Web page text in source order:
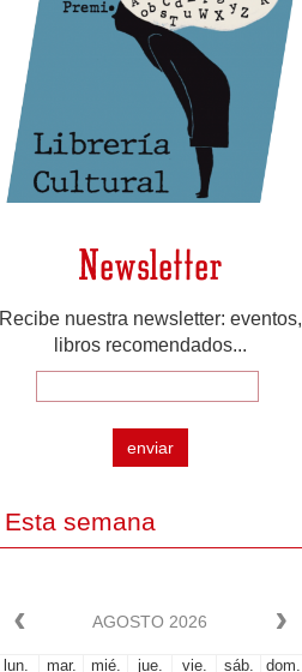
Newsletter
Recibe nuestra newsletter: eventos,
libros recomendados...
enviar
Esta semana
AGOSTO 2026
lun. mar. mié. jue. vie. sáb. dom.